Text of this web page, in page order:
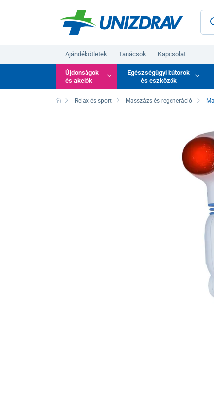
Ajándékötletek Tanácsok Kapcsolat
Újdonságok
és akciók
Egészségügyi bútorok
és eszközök
Relax és sport Masszázs és regeneráció